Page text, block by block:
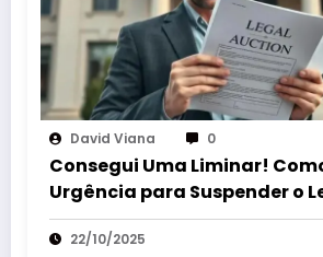
David Viana 0
Consegui Uma Liminar!
Urgência para Suspender o
Seu Bem!
22/10/2025